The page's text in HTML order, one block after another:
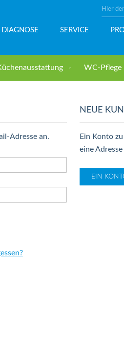
DIAGNOSE SERVICE
WC-Pflege
Adresse an.
NEUE
Ein Konto
eine
EIN